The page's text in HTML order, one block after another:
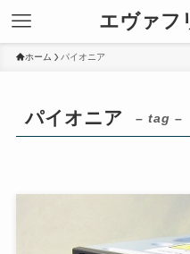
エヴァフ
ホーム パイオニア
パイオニア – tag –